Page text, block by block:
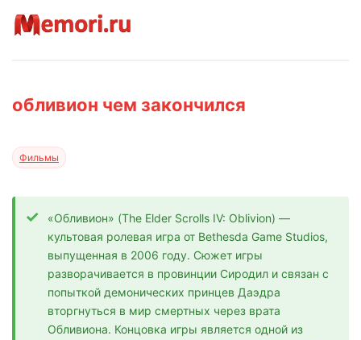
обливион чем закончился
Фильмы
«Обливион» (The Elder Scrolls IV: Oblivion) —
культовая ролевая игра от Bethesda Game Studios,
выпущенная в 2006 году. Сюжет игры
разворачивается в провинции Сиродил и связан с
попыткой демонических принцев Даэдра
вторгнуться в мир смертных через врата
Обливиона. Концовка игры является одной из